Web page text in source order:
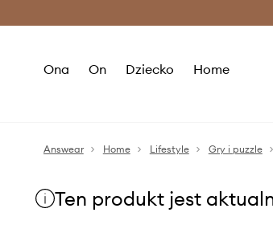
Ona On Dziecko Home
Answear Home Lifestyle Gry i puzzle
Ten produkt jest